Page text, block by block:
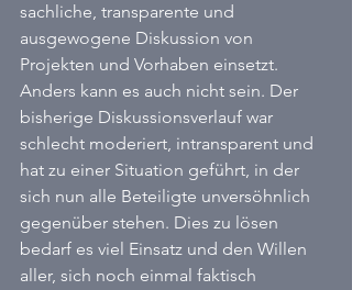
sachliche, transparente und
ausgewogene Diskussion von
Projekten und Vorhaben einsetzt.
Anders kann es auch nicht sein. Der
bisherige Diskussionsverlauf war
schlecht moderiert, intransparent und
hat zu einer Situation geführt, in der
sich nun alle Beteiligte unversöhnlich
gegenüber stehen. Dies zu lösen
bedarf es viel Einsatz und den Willen
aller, sich noch einmal faktisch